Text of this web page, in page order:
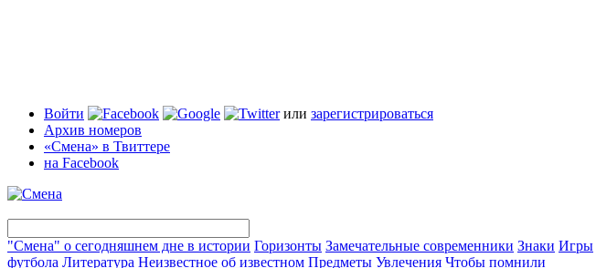
Войти или зарегистрироваться
Архив номеров
«Смена» в Твиттере
на Facebook
"Смена" о сегодняшнем дне в истории Горизонты Замечательные современники Знаки Игры
футбола Литература Неизвестное об известном Предметы Увлечения Чтобы помнили